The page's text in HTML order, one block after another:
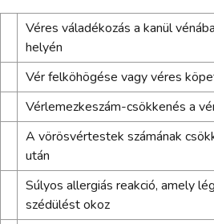
Véres váladékozás a kanül
helyén
Vér felköhögése vagy véres
Vérlemezkeszám-csökkenés a
A vörösvértestek számának
után
Súlyos allergiás reakció, amely
szédülést okoz